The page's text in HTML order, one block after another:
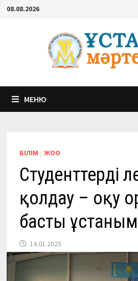
Перейти
содержимому
08.08.2026
МЕНЮ
БІЛІМ / ЖОО
Студенттерді
қолдау – оқу
басты
14.01.2025